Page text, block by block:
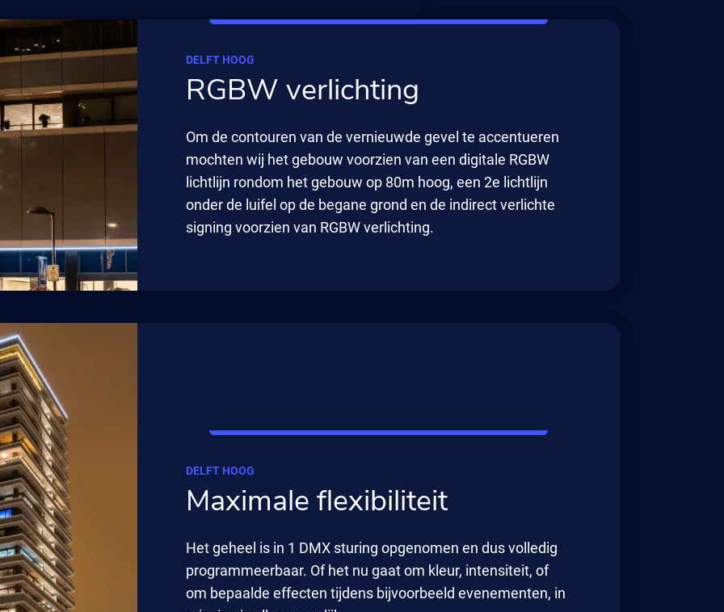
DELFT HOOG
RGBW verlichting
Om de contouren van de vernieuwde gevel te accentueren
mochten wij het gebouw voorzien van een digitale RGBW
lichtlijn rondom het gebouw op 80m hoog, een 2e lichtlijn
onder de luifel op de begane grond en de indirect verlichte
signing voorzien van RGBW verlichting.
DELFT HOOG
Maximale flexibiliteit
Het geheel is in 1 DMX sturing opgenomen en dus volledig
programmeerbaar. Of het nu gaat om kleur, intensiteit, of
om bepaalde effecten tijdens bijvoorbeeld evenementen, in